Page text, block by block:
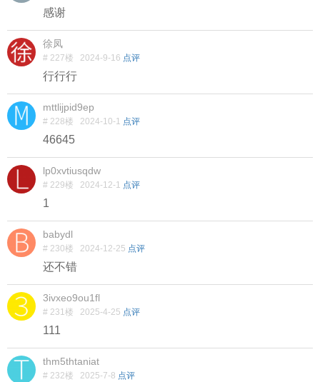
感谢
徐凤
# 227楼 2024-9-16 点评
行行行
mttlijpid9ep
# 228楼 2024-10-1 点评
46645
lp0xvtiusqdw
# 229楼 2024-12-1 点评
1
babydl
# 230楼 2024-12-25 点评
还不错
3ivxeo9ou1fl
# 231楼 2025-4-25 点评
111
thm5thtaniat
# 232楼 2025-7-8 点评